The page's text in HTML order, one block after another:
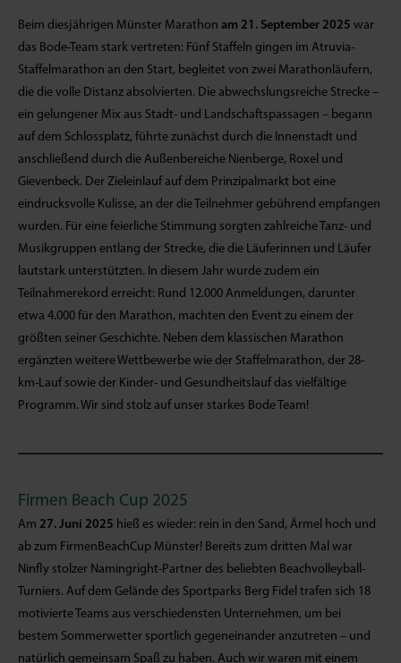
Beim diesjährigen Münster Marathon am 21. September 2025 war
das Bode-Team stark vertreten: Fünf Staffeln gingen im Atruvia-
Staffelmarathon an den Start, begleitet von zwei Marathonläufern,
die die volle Distanz absolvierten. Die abwechslungsreiche Strecke –
ein gelungener Mix aus Stadt- und Landschaftspassagen – begann
auf dem Schlossplatz, führte zunächst durch die Innenstadt und
anschließend durch die Außenbereiche Nienberge, Roxel und
Gievenbeck. Der Zieleinlauf auf dem Prinzipalmarkt bot eine
eindrucksvolle Kulisse, an der die Teilnehmer gebührend empfangen
wurden. Für eine feierliche Stimmung sorgten zahlreiche Tanz- und
Musikgruppen entlang der Strecke, die die Läuferinnen und Läufer
lautstark unterstützten. In diesem Jahr wurde zudem ein
Teilnahmerekord erreicht: Rund 12.000 Anmeldungen, darunter
etwa 4.000 für den Marathon, machten den Event zu einem der
größten seiner Geschichte. Neben dem klassischen Marathon
ergänzten weitere Wettbewerbe wie der Staffelmarathon, der 28-
km-Lauf sowie der Kinder- und Gesundheitslauf das vielfältige
Programm. Wir sind stolz auf unser starkes Bode Team!
Firmen Beach Cup 2025
Am 27. Juni 2025 hieß es wieder: rein in den Sand, Ärmel hoch und
ab zum FirmenBeachCup Münster! Bereits zum dritten Mal war
Ninfly stolzer Namingright-Partner des beliebten Beachvolleyball-
Turniers. Auf dem Gelände des Sportparks Berg Fidel trafen sich 18
motivierte Teams aus verschiedensten Unternehmen, um bei
bestem Sommerwetter sportlich gegeneinander anzutreten – und
natürlich gemeinsam Spaß zu haben. Auch wir waren mit einem